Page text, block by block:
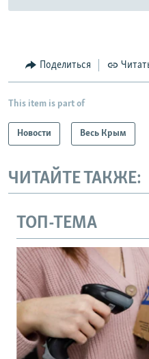
Поделиться
This item is part of
Новости Весь Крым
ЧИТАЙТЕ ТАКЖЕ:
ТОП-ТЕМА